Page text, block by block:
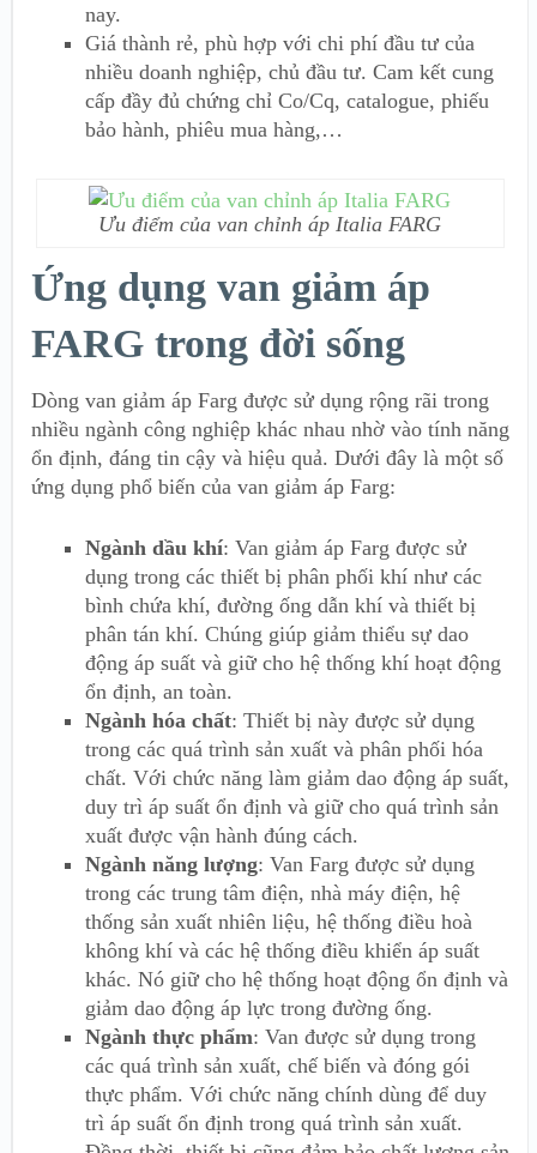
nay.
Giá thành rẻ, phù hợp với chi phí đầu tư của
nhiều doanh nghiệp, chủ đầu tư. Cam kết cung
cấp đầy đủ chứng chỉ Co/Cq, catalogue, phiếu
bảo hành, phiêu mua hàng,…
Ưu điểm của van chỉnh áp Italia FARG
Ứng dụng van giảm áp
FARG trong đời sống
Dòng van giảm áp Farg được sử dụng rộng rãi trong
nhiều ngành công nghiệp khác nhau nhờ vào tính năng
ổn định, đáng tin cậy và hiệu quả. Dưới đây là một số
ứng dụng phổ biến của van giảm áp Farg:
Ngành dầu khí: Van giảm áp Farg được sử
dụng trong các thiết bị phân phối khí như các
bình chứa khí, đường ống dẫn khí và thiết bị
phân tán khí. Chúng giúp giảm thiểu sự dao
động áp suất và giữ cho hệ thống khí hoạt động
ổn định, an toàn.
Ngành hóa chất: Thiết bị này được sử dụng
trong các quá trình sản xuất và phân phối hóa
chất. Với chức năng làm giảm dao động áp suất,
duy trì áp suất ổn định và giữ cho quá trình sản
xuất được vận hành đúng cách.
Ngành năng lượng: Van Farg được sử dụng
trong các trung tâm điện, nhà máy điện, hệ
thống sản xuất nhiên liệu, hệ thống điều hoà
không khí và các hệ thống điều khiển áp suất
khác. Nó giữ cho hệ thống hoạt động ổn định và
giảm dao động áp lực trong đường ống.
Ngành thực phẩm: Van được sử dụng trong
các quá trình sản xuất, chế biến và đóng gói
thực phẩm. Với chức năng chính dùng để duy
trì áp suất ổn định trong quá trình sản xuất.